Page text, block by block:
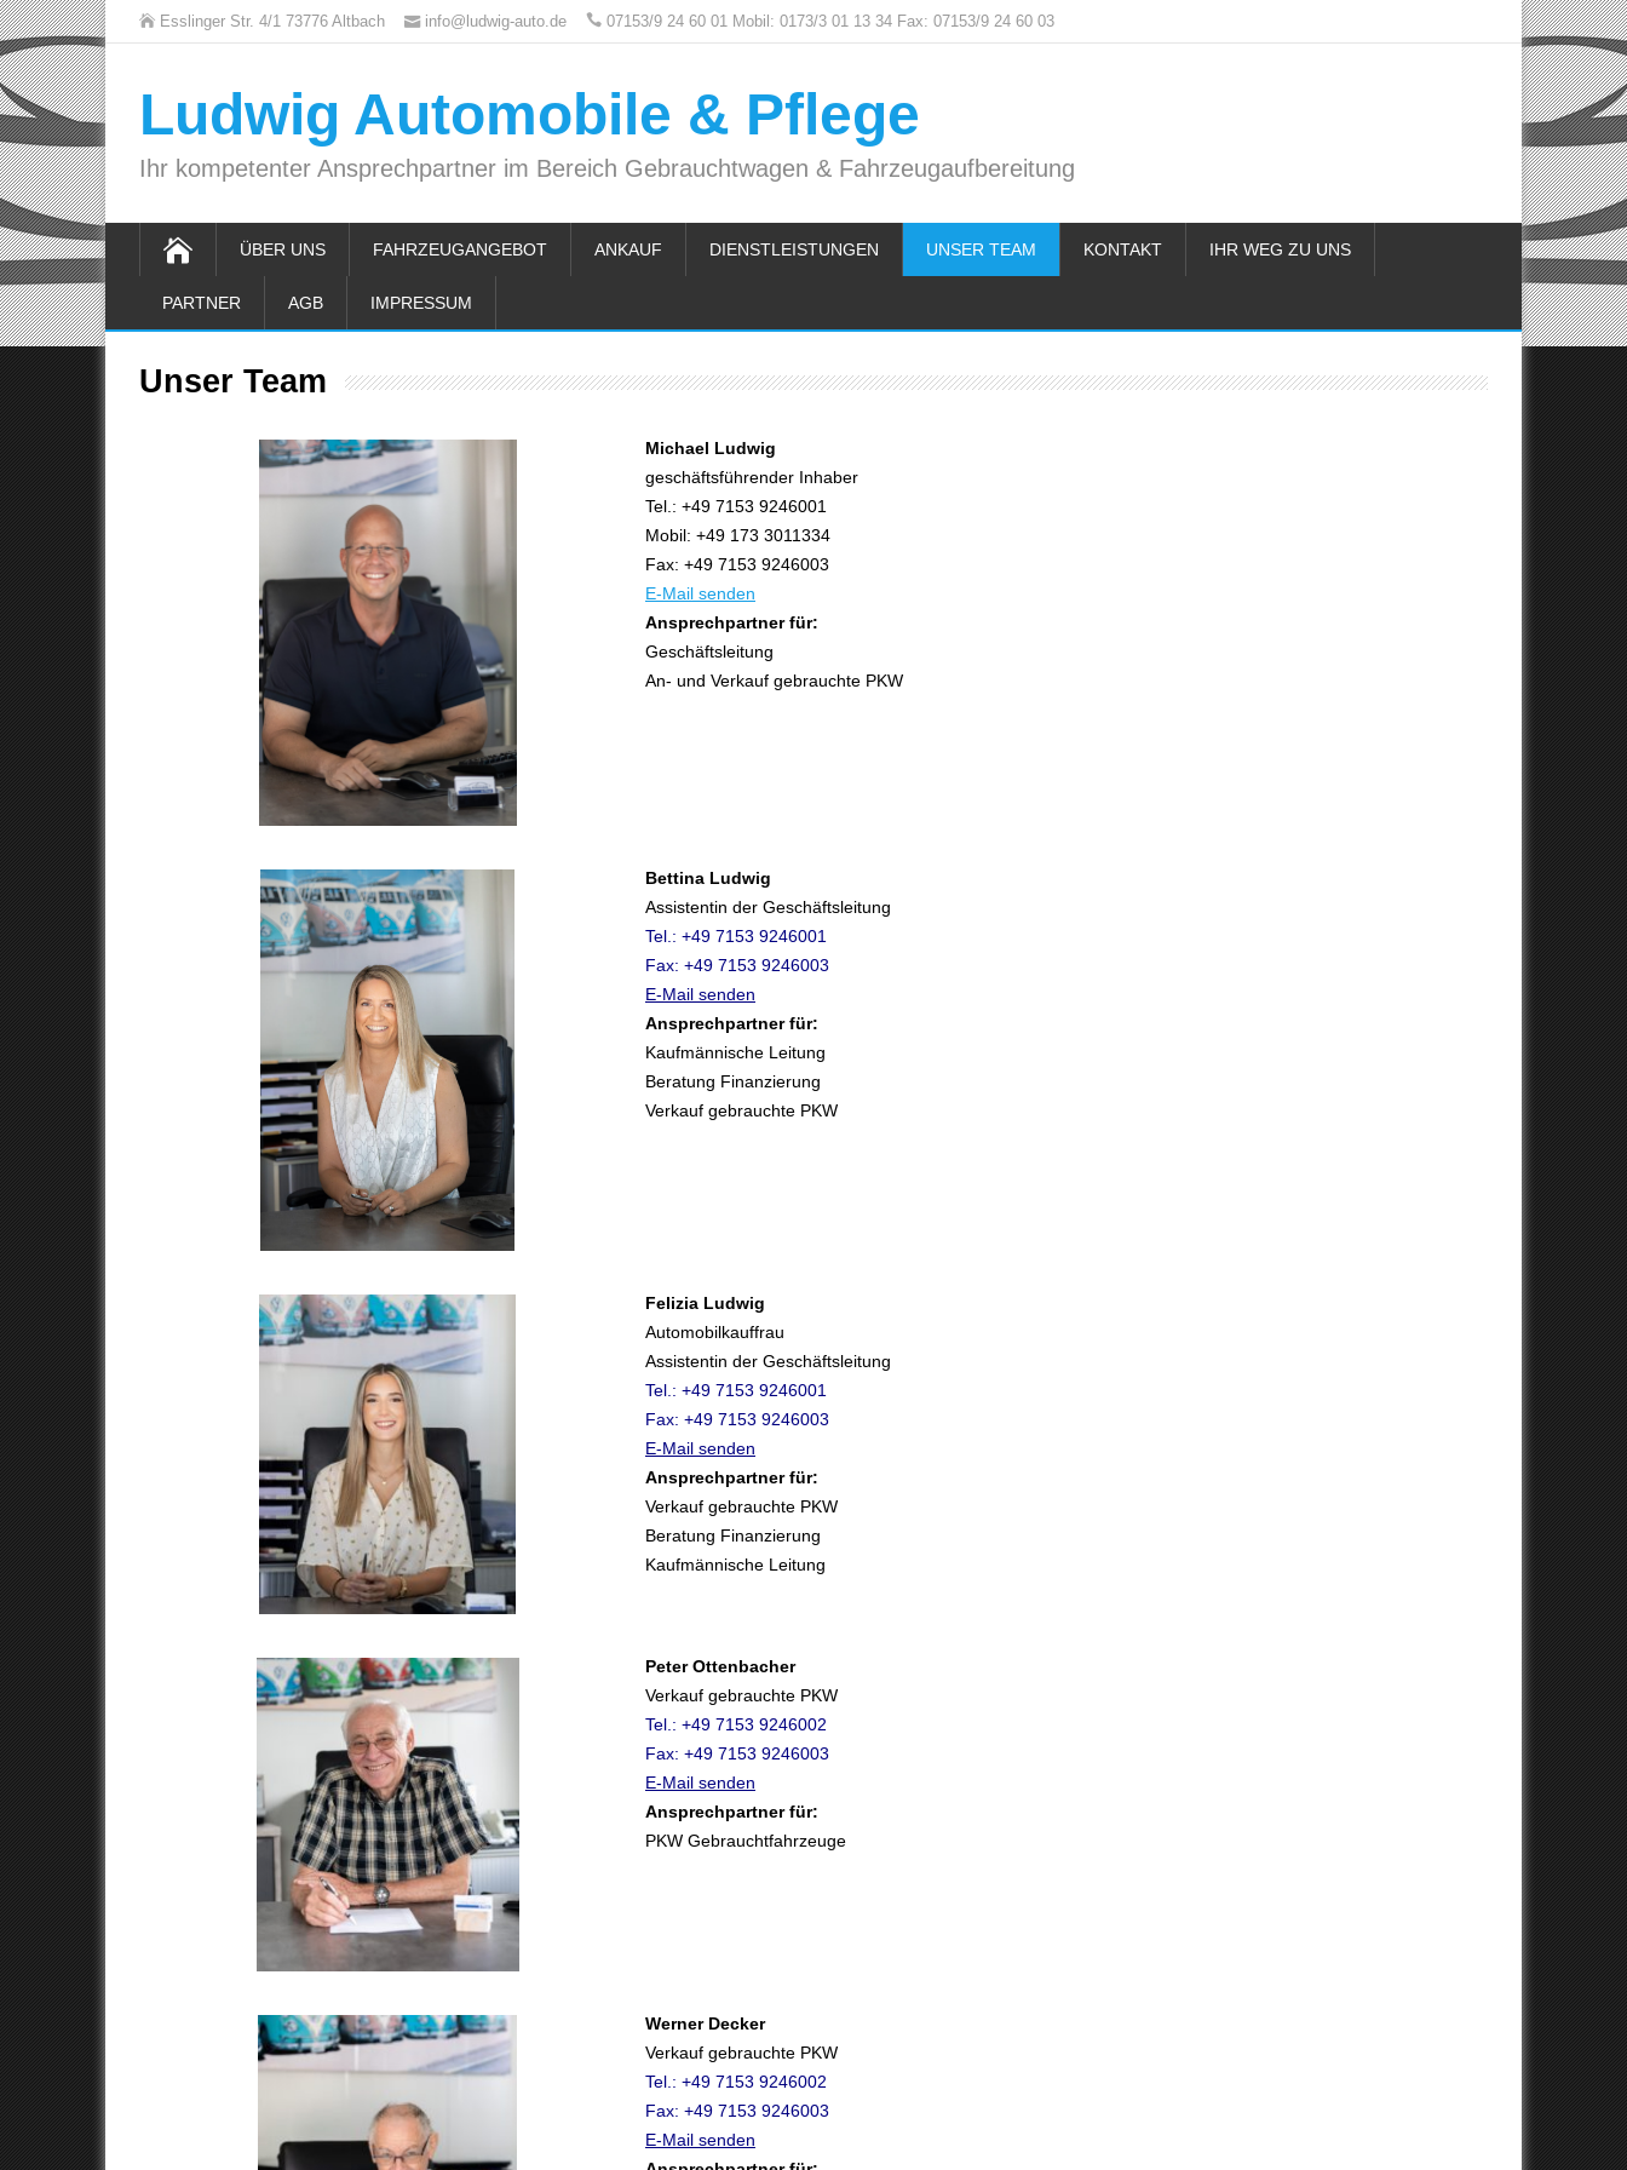
Esslinger Str. 4/1 73776 Altbach info@ludwig-auto.de 07153/9 24 60 01 Mobil: 0173/3 01 13 34 Fax: 07153/9 24 60 03
Ludwig Automobile & Pflege
Ihr kompetenter Ansprechpartner im Bereich Gebrauchtwagen & Fahrzeugaufbereitung
ÜBER UNS FAHRZEUGANGEBOT ANKAUF DIENSTLEISTUNGEN UNSER TEAM KONTAKT IHR WEG ZU UNS
PARTNER AGB IMPRESSUM
Unser Team
Michael Ludwig
geschäftsführender Inhaber
Tel.: +49 7153 9246001
Mobil: +49 173 3011334
Fax: +49 7153 9246003
E-Mail senden
Ansprechpartner für:
Geschäftsleitung
An- und Verkauf gebrauchte PKW
Bettina Ludwig
Assistentin der Geschäftsleitung
Tel.: +49 7153 9246001
Fax: +49 7153 9246003
E-Mail senden
Ansprechpartner für:
Kaufmännische Leitung
Beratung Finanzierung
Verkauf gebrauchte PKW
Felizia Ludwig
Automobilkauffrau
Assistentin der Geschäftsleitung
Tel.: +49 7153 9246001
Fax: +49 7153 9246003
E-Mail senden
Ansprechpartner für:
Verkauf gebrauchte PKW
Beratung Finanzierung
Kaufmännische Leitung
Peter Ottenbacher
Verkauf gebrauchte PKW
Tel.: +49 7153 9246002
Fax: +49 7153 9246003
E-Mail senden
Ansprechpartner für:
PKW Gebrauchtfahrzeuge
Werner Decker
Verkauf gebrauchte PKW
Tel.: +49 7153 9246002
Fax: +49 7153 9246003
E-Mail senden